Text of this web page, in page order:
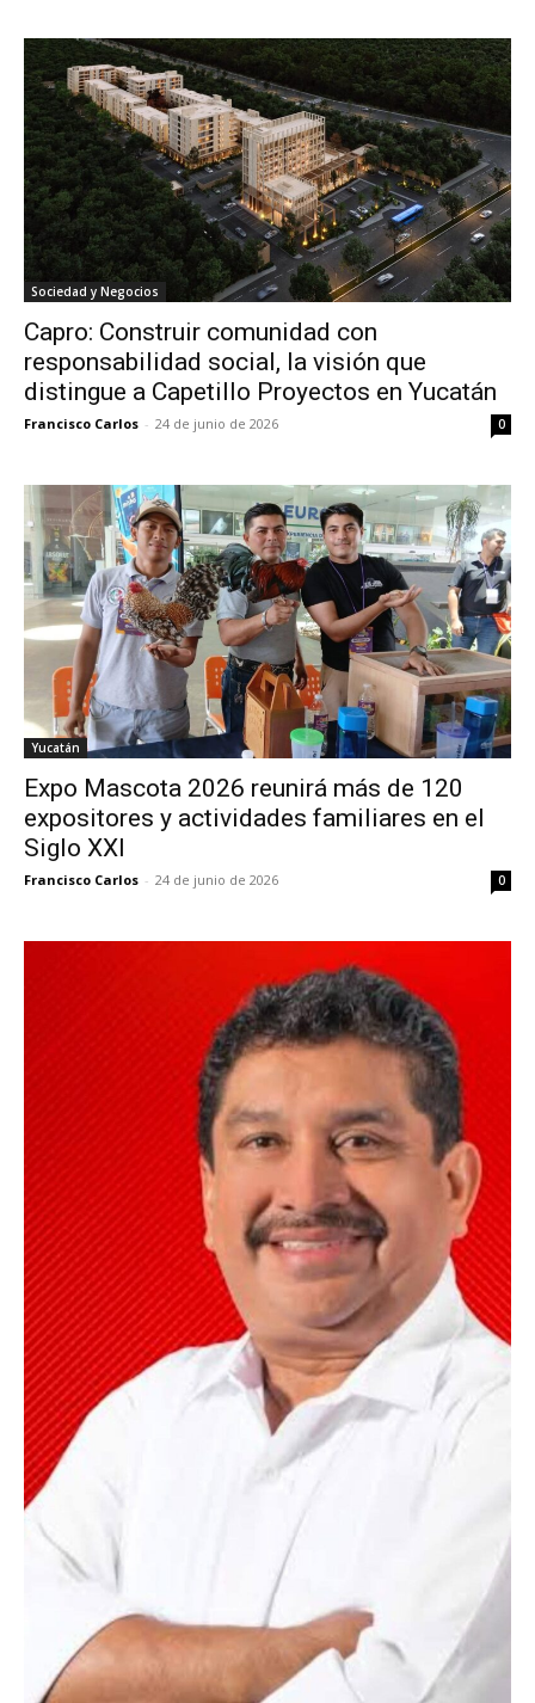
Sociedad y Negocios
Capro: Construir comunidad con
responsabilidad social, la visión que
distingue a Capetillo Proyectos en Yucatán
Francisco Carlos - 24 de junio de 2026 0
Yucatán
Expo Mascota 2026 reunirá más de 120
expositores y actividades familiares en el
Siglo XXI
Francisco Carlos - 24 de junio de 2026 0